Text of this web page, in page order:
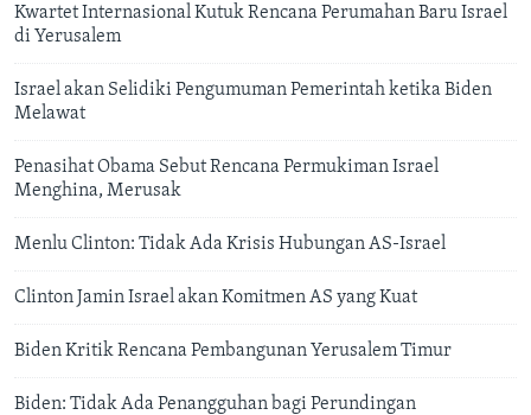
Kwartet Internasional Kutuk Rencana Perumahan Baru Israel
di Yerusalem
Israel akan Selidiki Pengumuman Pemerintah ketika Biden
Melawat
Penasihat Obama Sebut Rencana Permukiman Israel
Menghina, Merusak
Menlu Clinton: Tidak Ada Krisis Hubungan AS-Israel
Clinton Jamin Israel akan Komitmen AS yang Kuat
Biden Kritik Rencana Pembangunan Yerusalem Timur
Biden: Tidak Ada Penangguhan bagi Perundingan